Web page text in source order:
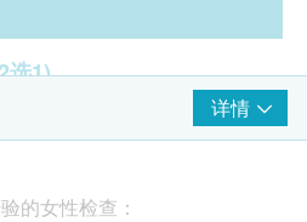
1)
经阴道, 适合有性经验的女性
腹部)
详情
的女性检查：